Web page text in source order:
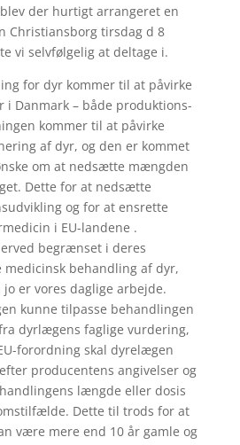
der hurtigt arrangeret en
Christiansborg tirsdag d 8
vi selvfølgelig at deltage i.
for dyr kommer til at påvirke
i Danmark – både produktions-
kommer til at påvirke
af dyr, og den er kommet
om at nedsætte mængden
Dette for at nedsætte
og for at ensrette
i EU-landene .
begrænset i deres
medicinsk behandling af dyr,
er vores daglige arbejde.
kunne tilpasse behandlingen
dyrlægens faglige vurdering,
forordning skal dyrelægen
producentens angivelser og
længde eller dosis
Dette til trods for at
være mere end 10 år gamle og